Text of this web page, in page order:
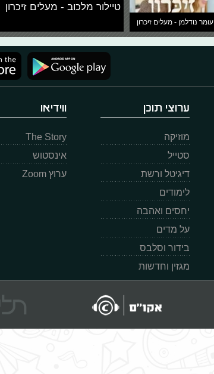
עומר נודלמן - מעלים זיכרון
טיילור מלכוב - מעלים זיכרון
ערוצי תוכן
מוזיקה
סטייל
דיגיטל ורשת
לימודים
יחסים ואהבה
על מדים
בידור וסלבס
מגזין וחדשות
ווידיאו
The Story
אינסטוש
ערוץ Zoom